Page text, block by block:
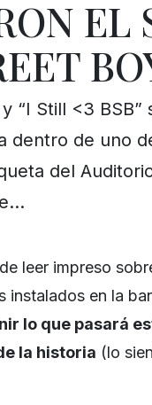
EL
“I Still <3
dentro de uno
del
leer impreso
instalados en la
lo que pasará
la historia (lo